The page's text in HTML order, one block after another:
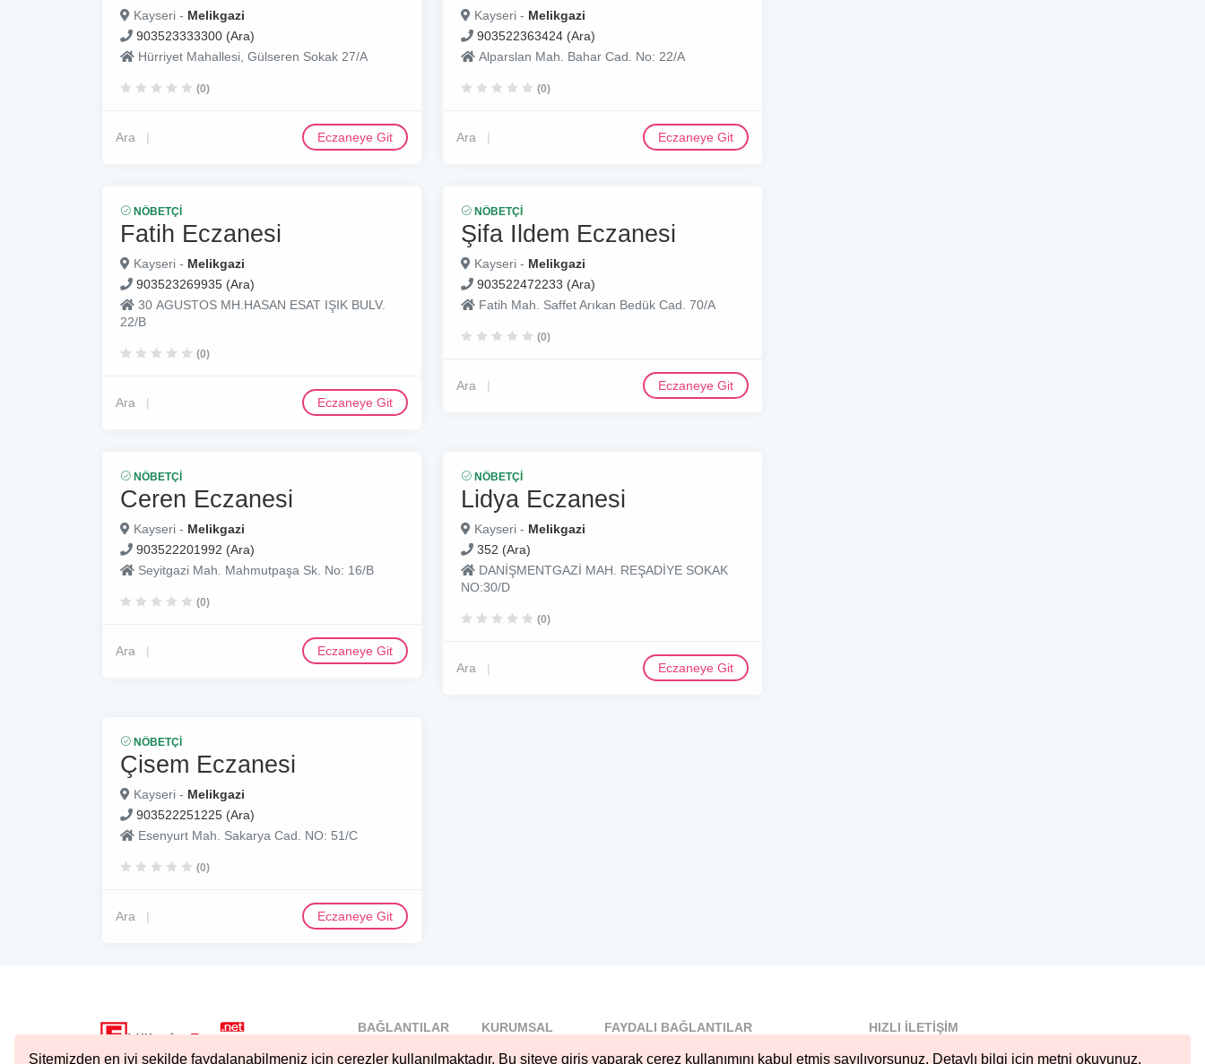
Sitemizden en iyi şekilde faydalanabilmeniz için çerezler kullanılmaktadır. Bu siteye giriş yaparak çerez kullanımını kabul etmiş sayılıyorsunuz. Detaylı bilgi için metni okuyunuz.
Kayseri - Melikgazi
903523333300 (Ara)
Hürriyet Mahallesi, Gülseren Sokak 27/A
(0)
Ara Eczaneye Git
Kayseri - Melikgazi
903522363424 (Ara)
Alparslan Mah. Bahar Cad. No: 22/A
(0)
Ara Eczaneye Git
NÖBETÇI
Fatih Eczanesi
Kayseri - Melikgazi
903523269935 (Ara)
30 AGUSTOS MH.HASAN ESAT IŞIK BULV.
22/B
(0)
Ara Eczaneye Git
NÖBETÇI
Şifa Ildem Eczanesi
Kayseri - Melikgazi
903522472233 (Ara)
Fatih Mah. Saffet Arıkan Bedük Cad. 70/A
(0)
Ara Eczaneye Git
NÖBETÇI
Ceren Eczanesi
Kayseri - Melikgazi
903522201992 (Ara)
Seyitgazi Mah. Mahmutpaşa Sk. No: 16/B
(0)
Ara Eczaneye Git
NÖBETÇI
Lidya Eczanesi
Kayseri - Melikgazi
352 (Ara)
DANİŞMENTGAZİ MAH. REŞADİYE SOKAK
NO:30/D
(0)
Ara Eczaneye Git
NÖBETÇI
Çisem Eczanesi
Kayseri - Melikgazi
903522251225 (Ara)
Esenyurt Mah. Sakarya Cad. NO: 51/C
(0)
Ara Eczaneye Git
BAĞLANTILAR
KURUMSAL
FAYDALI BAĞLANTILAR
HIZLI İLETIŞIM